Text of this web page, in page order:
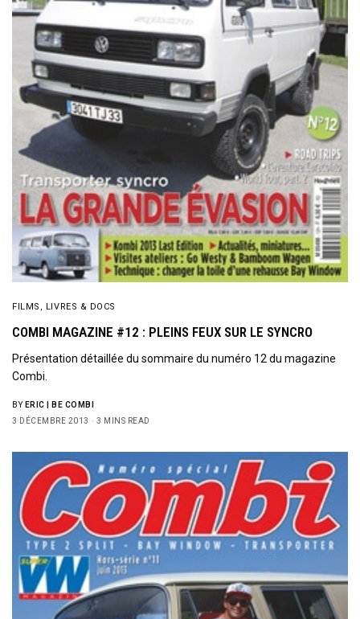
FILMS, LIVRES & DOCS
COMBI MAGAZINE #12 : PLEINS FEUX SUR LE SYNCRO
Présentation détaillée du sommaire du numéro 12 du magazine
Combi.
BY ERIC | BE COMBI
3 DÉCEMBRE 2013
3 MINS READ